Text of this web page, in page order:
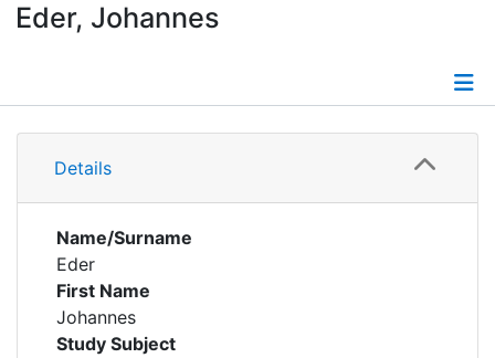
Eder, Johannes
Details
Details
Name/Surname
Eder
First Name
Johannes
Study Subject